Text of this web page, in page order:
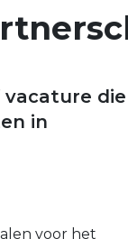
in
voor het